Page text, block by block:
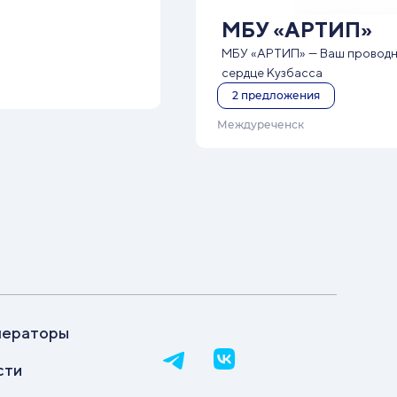
МБУ «АРТИП»
МБУ «АРТИП» — Ваш
сердце Кузбасса
2 предложения
Междуреченск